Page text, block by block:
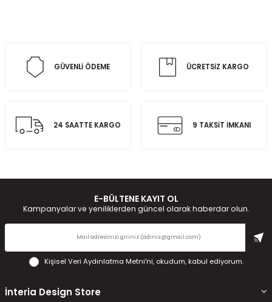
GÜVENLİ ÖDEME ÜCRETSİZ KARGO
24 SAATTE KARGO 9 TAKSİT İMKANI
E-BÜLTENE KAYIT OL
Kampanyalar ve yeniliklerden güncel olarak haberdar olun.
Kişisel Veri Aydınlatma Metni'ni, okudum, kabul ediyorum.
İnteria Design Store